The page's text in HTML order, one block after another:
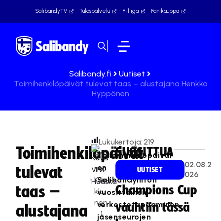
SalibandyTV Tulospalvelu F-liiga Fanikauppa
Salibandy.fi
Uutiset
Toimihenkilöpäivät tulevat taas – alustajana Henkka
Hyppönen
Toimihenkilöpäivät
tulevat
taas –
alustajana
Ti
mo
Kan
kku
nen
1
Lukukertoja:219
Toimihenkilöpäivät
on
Salibandyliiton
vuosittainen
verkostotapaaminen
jäsenseurojen
SUOSITTUA
UUTISET
02.08.2
026
Champions Cup
vauhtiin tässä